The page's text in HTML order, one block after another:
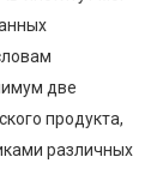
две
продукта,
различных